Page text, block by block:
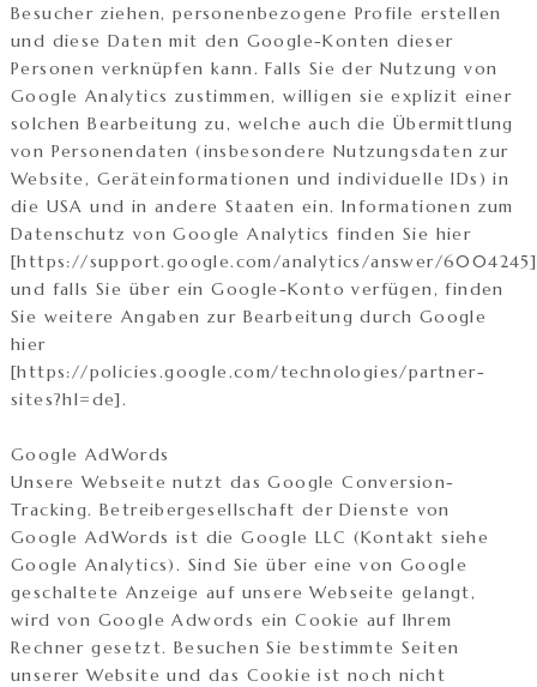
Besucher ziehen, personenbezogene Profile erstellen
und diese Daten mit den Google-Konten dieser
Personen verknüpfen kann. Falls Sie der Nutzung von
Google Analytics zustimmen, willigen sie explizit einer
solchen Bearbeitung zu, welche auch die Übermittlung
von Personendaten (insbesondere Nutzungsdaten zur
Website, Geräteinformationen und individuelle IDs) in
die USA und in andere Staaten ein. Informationen zum
Datenschutz von Google Analytics finden Sie hier
[https://support.google.com/analytics/answer/6004245]
und falls Sie über ein Google-Konto verfügen, finden
Sie weitere Angaben zur Bearbeitung durch Google
hier
[https://policies.google.com/technologies/partner-
sites?hl=de].
Google AdWords
Unsere Webseite nutzt das Google Conversion-
Tracking. Betreibergesellschaft der Dienste von
Google AdWords ist die Google LLC (Kontakt siehe
Google Analytics). Sind Sie über eine von Google
geschaltete Anzeige auf unsere Webseite gelangt,
wird von Google Adwords ein Cookie auf Ihrem
Rechner gesetzt. Besuchen Sie bestimmte Seiten
unserer Website und das Cookie ist noch nicht